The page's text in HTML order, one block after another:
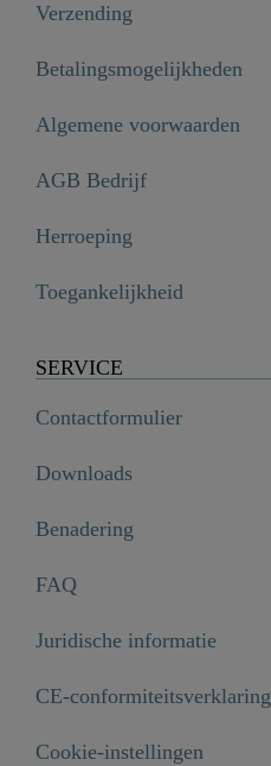
€ 14,99
Verzending
Betalingsmogelijkheden
Algemene voorwaarden
AGB Bedrijf
Herroeping
Toegankelijkheid
SERVICE
Contactformulier
Downloads
Benadering
FAQ
Juridische informatie
CE-conformiteitsverklaring
Cookie-instellingen